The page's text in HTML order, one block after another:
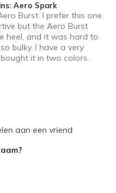
Aero Spark
Burst. I prefer this one,
but the Aero Burst
heel, and it was hard to
bulky. I have a very
it in two colors.
aan een vriend